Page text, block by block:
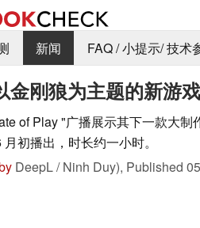
新闻 FAQ / 小提示/ 技术
金刚狼为主题的新游
of Play "广播展示其下一款大制
初播出，时长约一小时。
DeepL / Ninh Duy), Published